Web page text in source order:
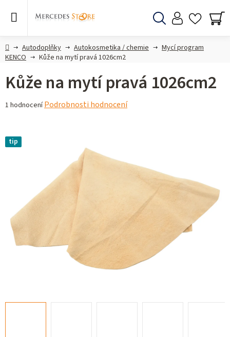
DomůAutodoplňky Autokosmetika / chemie
Mycí program
KENCO
Kůže na mytí pravá 1026cm2
Kůže na mytí pravá 1026cm2
Průměrné
je
5,0
1 hodnocení Podrobnosti hodnocení
tip